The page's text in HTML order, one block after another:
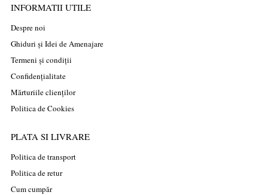
INFORMATII UTILE
Despre noi
Ghiduri și Idei de Amenajare
Termeni și condiții
Confidențialitate
Mărturiile clienților
Politica de Cookies
PLATA SI LIVRARE
Politica de transport
Politica de retur
Cum cumpăr